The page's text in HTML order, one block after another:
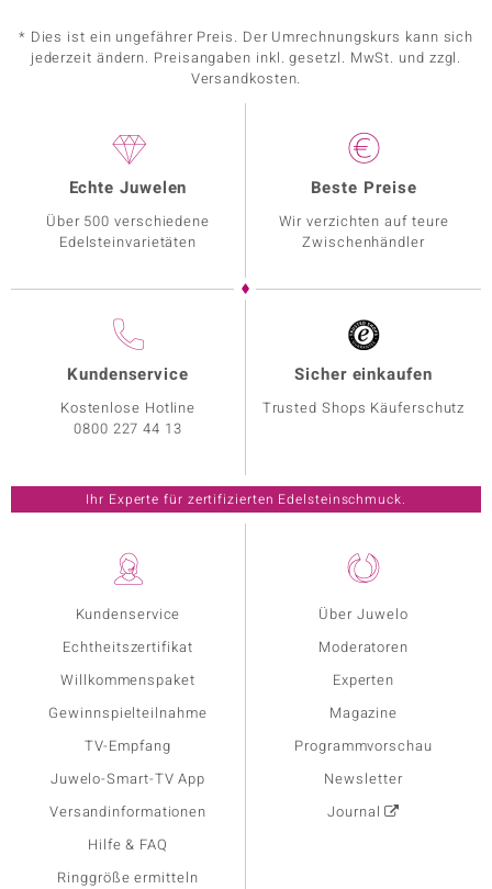
* Dies ist ein ungefährer Preis. Der Umrechnungskurs kann sich
jederzeit ändern. Preisangaben inkl. gesetzl. MwSt. und zzgl.
Versandkosten.
Kundenservice
Echtheitszertifikat
Willkommenspaket
Gewinnspielteilnahme
TV-Empfang
Juwelo-Smart-TV App
Versandinformationen
Hilfe & FAQ
Ringgröße ermitteln
Über Juwelo
Moderatoren
Experten
Magazine
Programmvorschau
Newsletter
Journal
Echte Juwelen
Über 500 verschiedene
Edelsteinvarietäten
Beste Preise
Wir verzichten auf teure
Zwischenhändler
Kundenservice
Kostenlose Hotline
0800 227 44 13
Sicher einkaufen
Trusted Shops Käuferschutz
Ihr Experte für zertifizierten Edelsteinschmuck.